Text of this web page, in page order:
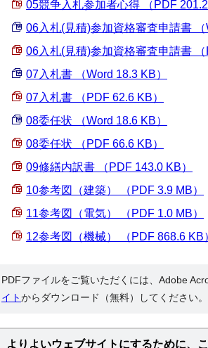
05競争入札参加者心得 （PDF 201.2
06入札(見積)参加資格審査申請書 （
06入札(見積)参加資格審査申請書 （
07入札書 （Word 18.3 KB）
07入札書 （PDF 62.6 KB）
08委任状 （Word 18.6 KB）
08委任状 （PDF 66.6 KB）
09修繕内訳書 （PDF 143.0 KB）
10参考図（建築） （PDF 3.9 MB）
11参考図（電気） （PDF 1.0 MB）
12参考図（機械） （PDF 868.6 KB
PDFファイルをご覧いただくには、Adobe
イトからダウンロード（無料）してください。
よりよいウェブサイトにするために、